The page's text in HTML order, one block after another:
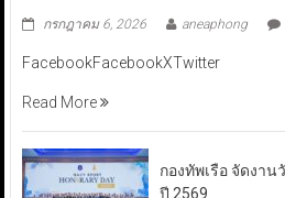
กรกฎาคม 6, 2026 aneaphong
FacebookFacebookXTwitter
Read More
กองทัพเรือ จัดงา
ปี 2569